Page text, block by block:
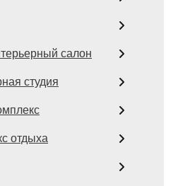
салон
студия
отдыха